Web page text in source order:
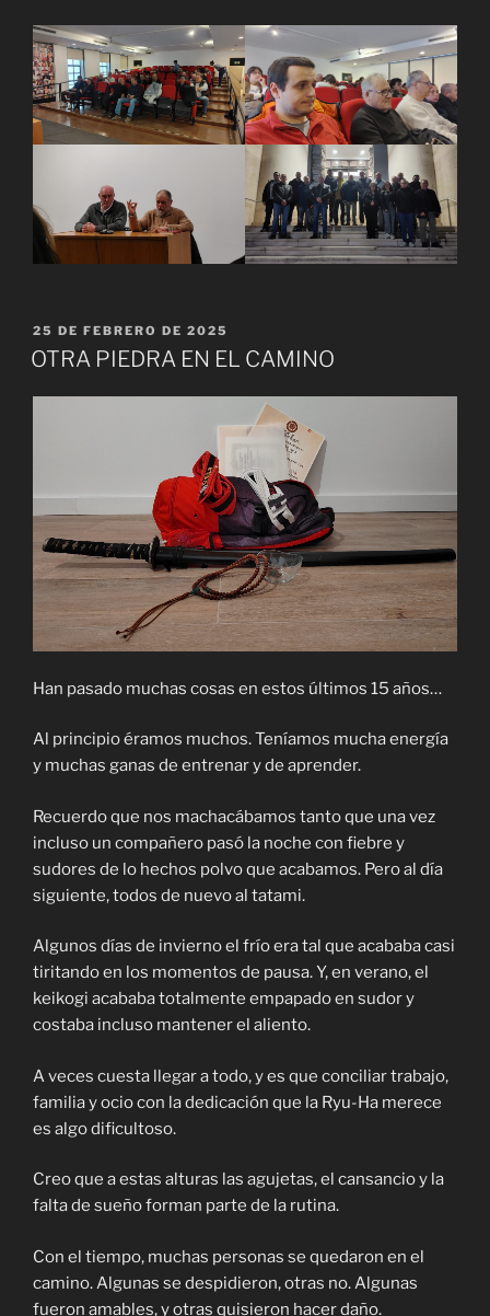
PUBLICADO
EL
25 DE FEBRERO DE 2025
OTRA PIEDRA EN EL CAMINO
Han pasado muchas cosas en estos últimos 15 años…
Al principio éramos muchos. Teníamos mucha energía
y muchas ganas de entrenar y de aprender.
Recuerdo que nos machacábamos tanto que una vez
incluso un compañero pasó la noche con fiebre y
sudores de lo hechos polvo que acabamos. Pero al día
siguiente, todos de nuevo al tatami.
Algunos días de invierno el frío era tal que acababa casi
tiritando en los momentos de pausa. Y, en verano, el
keikogi acababa totalmente empapado en sudor y
costaba incluso mantener el aliento.
A veces cuesta llegar a todo, y es que conciliar trabajo,
familia y ocio con la dedicación que la Ryu-Ha merece
es algo dificultoso.
Creo que a estas alturas las agujetas, el cansancio y la
falta de sueño forman parte de la rutina.
Con el tiempo, muchas personas se quedaron en el
camino. Algunas se despidieron, otras no. Algunas
fueron amables, y otras quisieron hacer daño.